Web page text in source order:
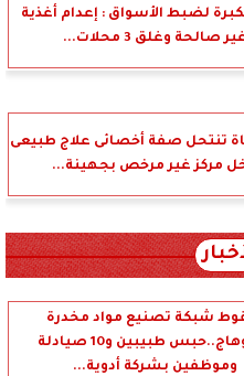
لضبط الأسواق : إعدام أغذية
صالحة وغلق 3 محلات...
تنتحل صفة أخصائى علاج طبيعى
مركز غير مرخص بجهينة...
شبكة تصنيع مواد مخدرة
بسوهاج..حبس طبيبين و10 صيادلة
وموظفين بشركة أدوية...